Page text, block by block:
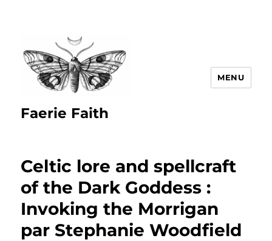
Faerie Faith
MENU
Celtic lore and spellcraft
of the Dark Goddess :
Invoking the Morrigan
par Stephanie Woodfield